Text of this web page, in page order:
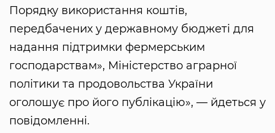
Порядку використання коштів,
передбачених у державному бюджеті для
надання підтримки фермерським
господарствам», Міністерство аграрної
політики та продовольства України
оголошує про його публікацію», — йдеться у
повідомленні.